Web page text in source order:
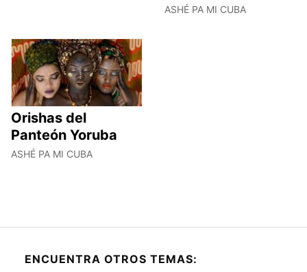
ASHÉ PA MI CUBA
Orishas del
Panteón Yoruba
ASHÉ PA MI CUBA
ENCUENTRA OTROS TEMAS: